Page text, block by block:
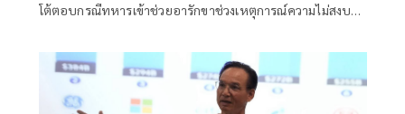
โต้ตอบกรณีทหารเข้าช่วยอารักขาช่วงเหตุการณ์ความไม่สงบ